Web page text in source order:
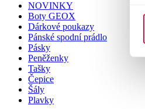
NOVINKY
Boty GEOX
Dárkové poukazy
Pánské spodní prádlo
Pásky
Peněženky
Tašky
Čepice
Šály
Plavky